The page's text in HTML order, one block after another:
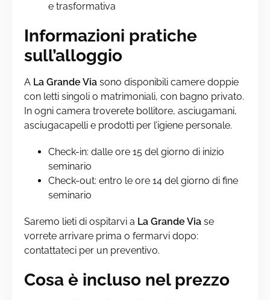
e trasformativa
Informazioni pratiche
sull’alloggio
A La Grande Via sono disponibili camere doppie
con letti singoli o matrimoniali, con bagno privato.
In ogni camera troverete bollitore, asciugamani,
asciugacapelli e prodotti per l’igiene personale.
Check-in: dalle ore 15 del giorno di inizio
seminario
Check-out: entro le ore 14 del giorno di fine
seminario
Saremo lieti di ospitarvi a La Grande Via se
vorrete arrivare prima o fermarvi dopo:
contattateci per un preventivo.
Cosa è incluso nel prezzo